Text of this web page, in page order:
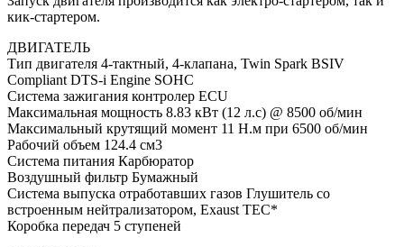
кик-стартером.
ДВИГАТЕЛЬ
Тип двигателя 4-тактный, 4-клапана, Twin Spark BSIV
Compliant DTS-i Engine SOHC
Система зажигания контролер ECU
Максимальная мощность 8.83 кВт (12 л.с) @ 8500 об/мин
Максимальный крутящий момент 11 Н.м при 6500 об/мин
Рабочий объем 124.4 см3
Система питания Карбюратор
Воздушный фильтр Бумажный
Система выпуска отработавших газов Глушитель со
встроенным нейтрализатором, Exaust TEC*
Коробка передач 5 ступеней